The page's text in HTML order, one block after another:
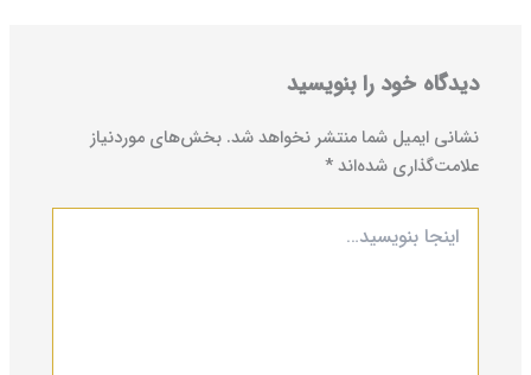
دیدگاه‌ خود را بنویسید
نشانی ایمیل شما منتشر نخواهد شد. بخش‌های موردنیاز
علامت‌گذاری شده‌اند*
بنویسید…